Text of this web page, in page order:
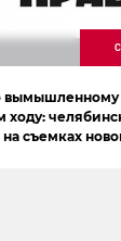
вымышленному
ходу:
на съемках